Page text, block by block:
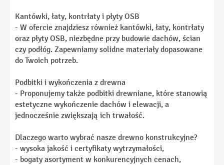
Kantówki, łaty, kontrłaty i płyty OSB
- W ofercie znajdziesz również kantówki, łaty, kontrłaty
oraz płyty OSB, niezbędne przy budowie dachów, ścian
czy podłóg. Zapewniamy solidne materiały dopasowane
do Twoich potrzeb.
Podbitki i wykończenia z drewna
- Proponujemy także podbitki drewniane, które stanowią
estetyczne wykończenie dachów i elewacji, a
jednocześnie zwiększają ich trwałość.
Dlaczego warto wybrać nasze drewno konstrukcyjne?
- wysoka jakość i certyfikaty wytrzymałości,
- bogaty asortyment w konkurencyjnych cenach,